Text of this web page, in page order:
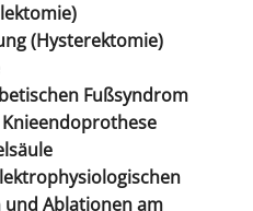
(Hysterektomie)
Fußsyndrom
Ablationen am